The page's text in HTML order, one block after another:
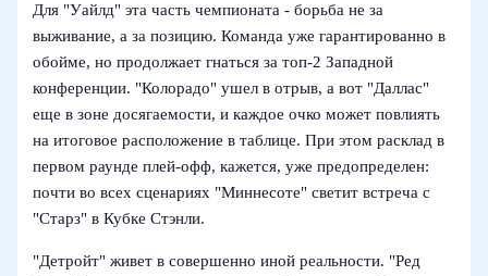
Для "Уайлд" эта часть чемпионата - борьба не за
выживание, а за позицию. Команда уже гарантированно в
обойме, но продолжает гнаться за топ-2 Западной
конференции. "Колорадо" ушел в отрыв, а вот "Даллас"
еще в зоне досягаемости, и каждое очко может повлиять
на итоговое расположение в таблице. При этом расклад в
первом раунде плей-офф, кажется, уже предопределен:
почти во всех сценариях "Миннесоте" светит встреча с
"Старз" в Кубке Стэнли.
"Детройт" живет в совершенно иной реальности. "Ред